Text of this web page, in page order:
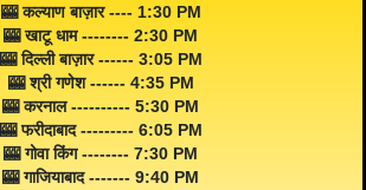
🎰 कल्याण बाज़ार ---- 1:30 PM
🎰 खाटू धाम -------- 2:30 PM
🎰 दिल्ली बाज़ार ------ 3:05 PM
🎰 श्री गणेश ------ 4:35 PM
🎰 करनाल ---------- 5:30 PM
🎰 फरीदाबाद --------- 6:05 PM
🎰 गोवा किंग -------- 7:30 PM
🎰 गाजियाबाद ------- 9:40 PM